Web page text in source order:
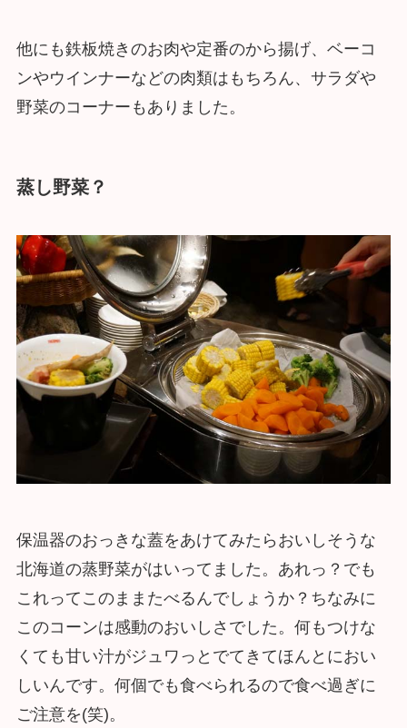
他にも鉄板焼きのお肉や定番のから揚げ、ベーコ
ンやウインナーなどの肉類はもちろん、サラダや
野菜のコーナーもありました。
蒸し野菜？
保温器のおっきな蓋をあけてみたらおいしそうな
北海道の蒸野菜がはいってました。あれっ？でも
これってこのままたべるんでしょうか？ちなみに
このコーンは感動のおいしさでした。何もつけな
くても甘い汁がジュワっとでてきてほんとにおい
しいんです。何個でも食べられるので食べ過ぎに
ご注意を(笑)。